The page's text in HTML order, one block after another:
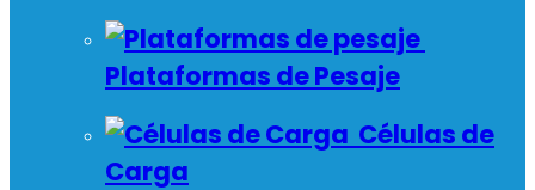
Plataformas de Pesaje
Células de
Carga